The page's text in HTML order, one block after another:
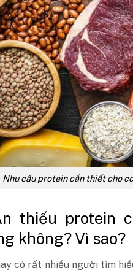
Nhu cầu protein cần thiết cho
thiếu protein
không? Vì sao?
có rất nhiều người tìm